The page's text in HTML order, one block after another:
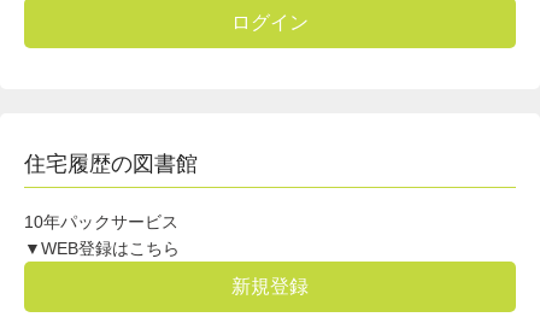
ログイン
住宅履歴の図書館
10年パックサービス
▼WEB登録はこちら
新規登録